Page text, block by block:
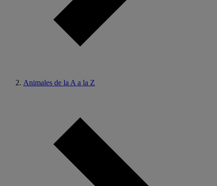
Animales de la A a la Z